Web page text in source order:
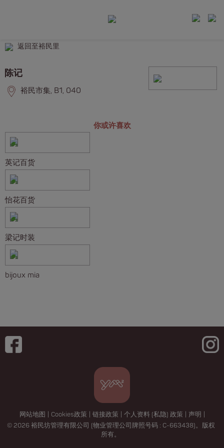
返回至裕民里
陈记
裕民市集, B1, 040
你或许喜欢
英记百货
怡花百货
梁记时装
bijoux mia
网站地图 Cookies政策 链接政策 个人资料 (私隐) 政策 声明
© 2026 裕民坊管理有限公司 (物业管理公司牌照号码 : C-663438)。版权
所有。